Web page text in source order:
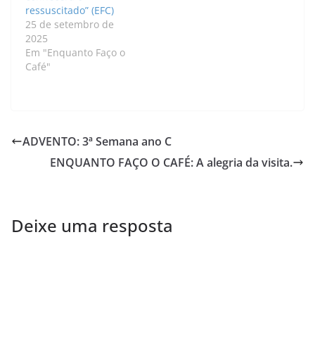
ressuscitado” (EFC)
25 de setembro de
2025
Em "Enquanto Faço o
Café"
ADVENTO: 3ª Semana ano C
ENQUANTO FAÇO O CAFÉ: A alegria da visita.
Deixe uma resposta